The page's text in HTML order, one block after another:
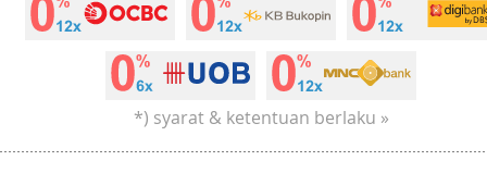
*) syarat & ketentuan berlaku »